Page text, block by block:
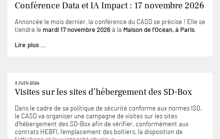
Conférence Data et IA Impact : 17 novembre 2026
Annoncée le mois dernier, la conférence du CASD se précise ! Elle se
tiendra le mardi 17 novembre 2026à la Maison de l’Océan, à Paris.
Lire plus ...
3 JUIN 2026
Visites sur les sites d’hébergement des SD-Box
Dans le cadre de sa politique de sécurité conforme aux normes ISO,
le CASD va organiser une campagne de visites sur les sites
d’hébergement des SD-Box afin de vérifier, conformément aux
contrats HEBFI, l’emplacement des boîtiers, la disposition de